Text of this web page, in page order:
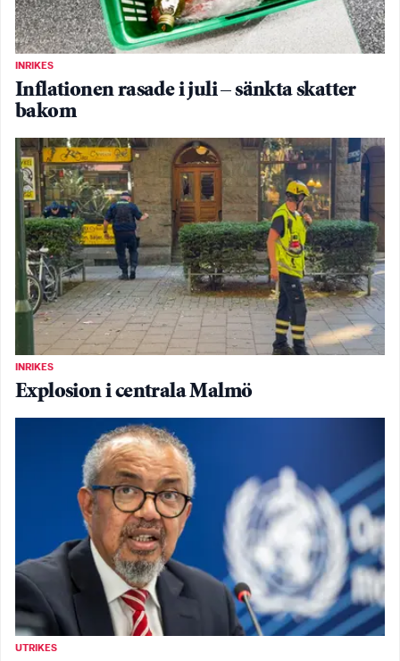
INRIKES
Inflationen rasade i juli – sänkta skatter
bakom
INRIKES
Explosion i centrala Malmö
UTRIKES